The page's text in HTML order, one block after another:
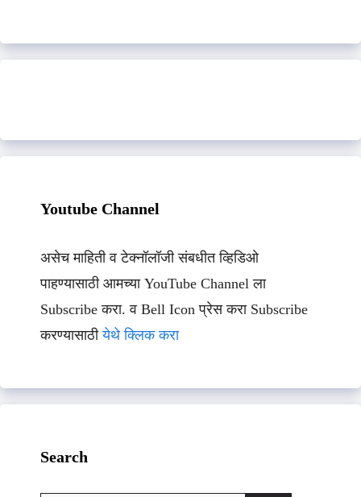
Youtube Channel
असेच माहिती व टेक्नॉलॉजी संबधीत व्हिडिओ
पाहण्यासाठी आमच्या YouTube Channel ला
Subscribe करा. व Bell Icon प्रेस करा Subscribe
करण्यासाठीयेथे क्लिक करा
Search